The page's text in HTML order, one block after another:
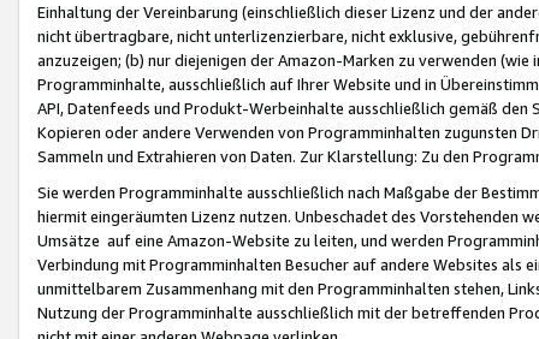
Einhaltung der Vereinbarung (einschließlich dieser Lizenz und der
nicht übertragbare, nicht unterlizenzierbare, nicht exklusive,
anzuzeigen; (b) nur diejenigen der Amazon-Marken zu verwenden
Programminhalte, ausschließlich auf Ihrer Website und in
API, Datenfeeds und Produkt-Werbeinhalte ausschließlich gemäß
Kopieren oder andere Verwenden von Programminhalten zugunsten
Sammeln und Extrahieren von Daten. Zur Klarstellung: Zu den
Sie werden Programminhalte ausschließlich nach Maßgabe der
hiermit eingeräumten Lizenz nutzen. Unbeschadet des Vorstehenden
Umsätze auf eine Amazon-Website zu leiten, und werden
Verbindung mit Programminhalten Besucher auf andere Websites als
unmittelbarem Zusammenhang mit den Programminhalten stehen,
Nutzung der Programminhalte ausschließlich mit der betreffenden